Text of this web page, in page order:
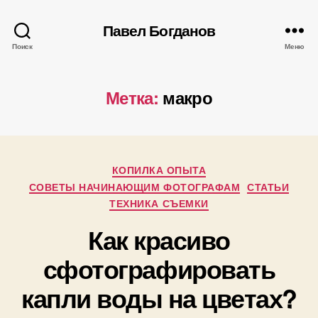
Поиск
Павел Богданов
Меню
Метка: макро
Рубрики
КОПИЛКА ОПЫТА
СОВЕТЫ НАЧИНАЮЩИМ ФОТОГРАФАМ СТАТЬИ
ТЕХНИКА СЪЕМКИ
Как красиво
сфотографировать
капли воды на цветах?
А
в
р
:
П
а
в
9
0